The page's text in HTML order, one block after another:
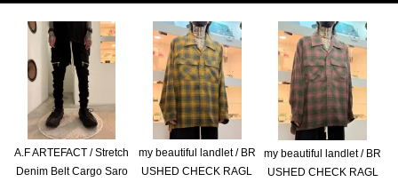
A.F ARTEFACT / Stretch
Denim Belt Cargo Saro
my beautiful landlet / BR
USHED CHECK RAGL
my beautiful landlet / BR
USHED CHECK RAGL